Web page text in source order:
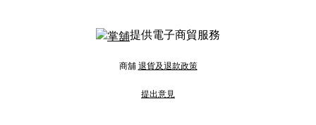
提供電子商貿服務
商舖 退貨及退款政策
提出意見